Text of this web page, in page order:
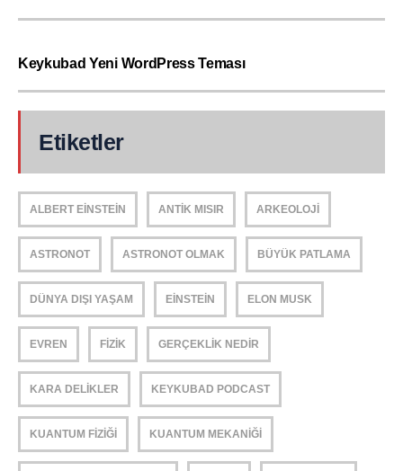
Keykubad Yeni WordPress Teması
Etiketler
ALBERT EINSTEIN ANTIK MISIR ARKEOLOJI
ASTRONOT ASTRONOT OLMAK BÜYÜK PATLAMA
DÜNYA DIŞI YAŞAM EINSTEIN ELON MUSK
EVREN FIZIK GERÇEKLIK NEDIR
KARA DELIKLER KEYKUBAD PODCAST
KUANTUM FIZIĞI KUANTUM MEKANIĞI